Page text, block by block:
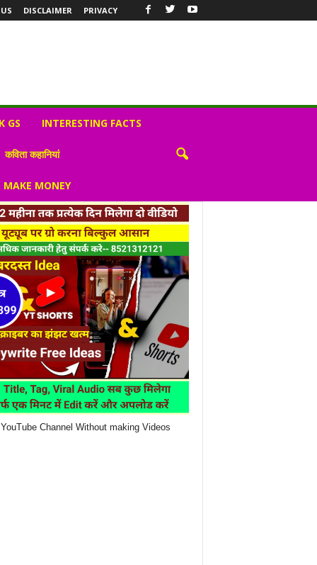
DISCLAIMER PRIVACY
GS INTERESTING FACTS
कविता कहानियां
MONEY
Channel Without making Videos